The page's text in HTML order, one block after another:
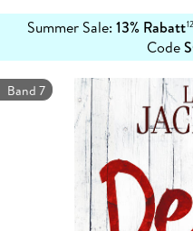
Summer Sale: 13% Rabatt12
Code
erfahren
Band 7